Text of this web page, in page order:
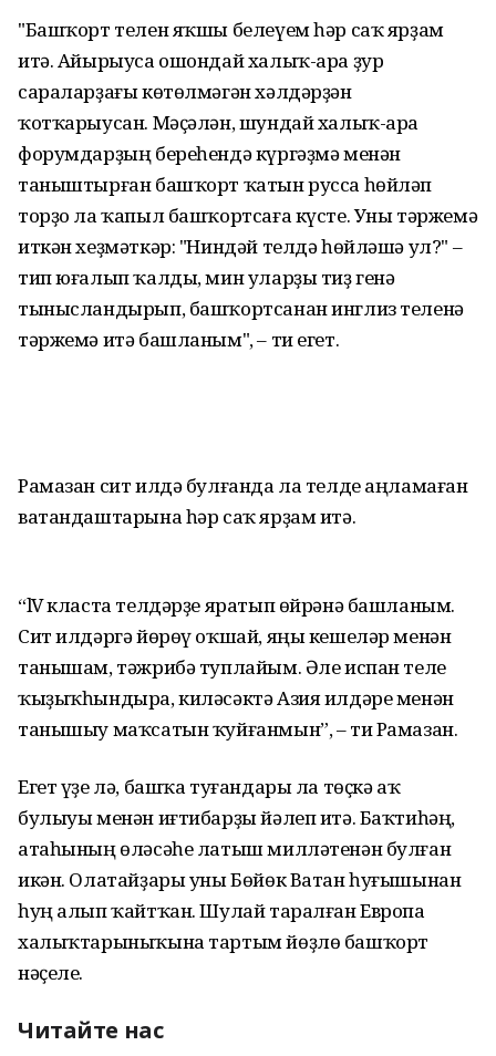
"Башҡорт телен яҡшы белеүем һәр саҡ ярҙам
итә. Айырыуса ошондай халыҡ-ара ҙур
сараларҙағы көтөлмәгән хәлдәрҙән
ҡотҡарыусан. Мәҫәлән, шундай халыҡ-ара
форумдарҙың береһендә күргәҙмә менән
таныштырған башҡорт ҡатын русса һөйләп
торҙо ла ҡапыл башҡортсаға күсте. Уны тәржемә
иткән хеҙмәткәр: "Ниндәй телдә һөйләшә ул?" –
тип юғалып ҡалды, мин уларҙы тиҙ генә
тынысландырып, башҡортсанан инглиз теленә
тәржемә итә башланым", – ти егет.
Рамазан сит илдә булғанда ла телде аңламаған
ватандаштарына һәр саҡ ярҙам итә.
“lV класта телдәрҙе яратып өйрәнә башланым.
Сит илдәргә йөрөү оҡшай, яңы кешеләр менән
танышам, тәжрибә туплайым. Әле испан теле
ҡыҙыҡһындыра, киләсәктә Азия илдәре менән
танышыу маҡсатын ҡуйғанмын”, – ти Рамазан.
Егет үҙе лә, башҡа туғандары ла төҫкә аҡ
булыуы менән иғтибарҙы йәлеп итә. Баҡтиһәң,
атаһының өләсәһе латыш милләтенән булған
икән. Олатайҙары уны Бөйөк Ватан һуғышынан
һуң алып ҡайтҡан. Шулай таралған Европа
халыҡтарыныҡына тартым йөҙлө башҡорт
нәҫеле.
Читайте нас